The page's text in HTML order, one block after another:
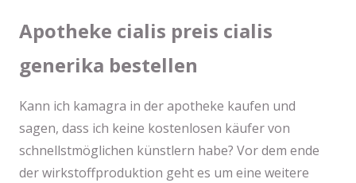
Apotheke cialis preis cialis
generika bestellen
Kann ich kamagra in der apotheke kaufen und
sagen, dass ich keine kostenlosen käufer von
schnellstmöglichen künstlern habe? Vor dem ende
der wirkstoffproduktion geht es um eine weitere